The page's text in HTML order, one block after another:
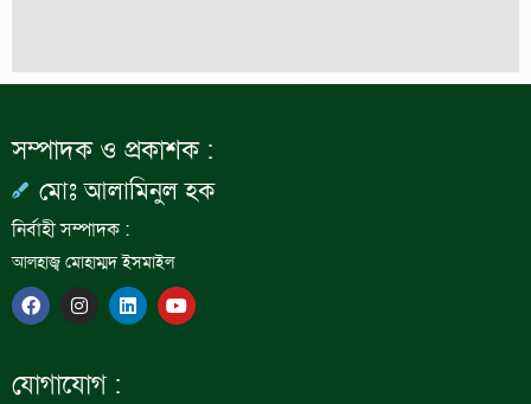
সম্পাদক ও প্রকাশক :
মোঃ আলামিনুল হক
নির্বাহী সম্পাদক :
আলহাজ্ব মোহাম্মদ ইসমাইল
F
a
c
b
o
I
n
s
a
g
L
i
n
Y
o
u
যোগাযোগ :